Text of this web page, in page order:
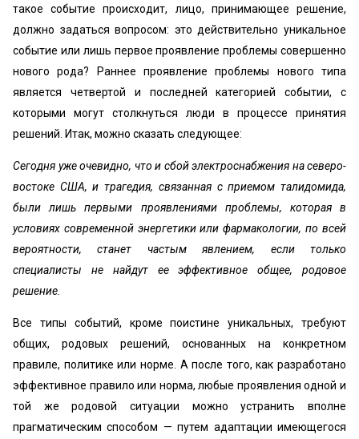
такое событие происходит, лицо, принимающее решение,
должно задаться вопросом: это действительно уникальное
событие или лишь первое проявление проблемы совершенно
нового рода? Раннее проявление проблемы нового типа
является четвертой и последней категорией событии, с
которыми могут столкнуться люди в процессе принятия
решений. Итак, можно сказать следующее:
Сегодня уже очевидно, что и сбой электроснабжения на северо-
востоке США, и трагедия, связанная с приемом талидомида,
были лишь первыми проявлениями проблемы, которая в
условиях современной энергетики или фармакологии, по всей
вероятности, станет частым явлением, если только
специалисты не найдут ее эффективное общее, родовое
решение.
Все типы событий, кроме поистине уникальных, требуют
общих, родовых решений, основанных на конкретном
правиле, политике или норме. А после того, как разработано
эффективное правило или норма, любые проявления одной и
той же родовой ситуации можно устранить вполне
прагматическим способом — путем адаптации имеющегося